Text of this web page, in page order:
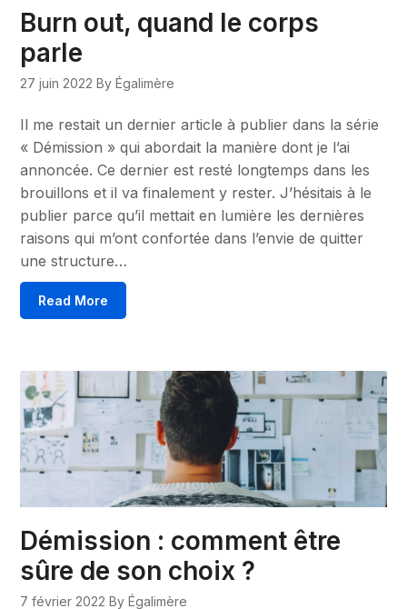
Burn out, quand le corps
parle
27 juin 2022 By Égalimère
Il me restait un dernier article à publier dans la série
« Démission » qui abordait la manière dont je l’ai
annoncée. Ce dernier est resté longtemps dans les
brouillons et il va finalement y rester. J’hésitais à le
publier parce qu’il mettait en lumière les dernières
raisons qui m’ont confortée dans l’envie de quitter
une structure…
Read More
Démission : comment être
sûre de son choix ?
7 février 2022 By Égalimère